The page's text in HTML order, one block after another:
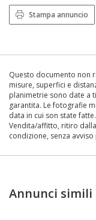
Stampa annuncio
Questo documento non
misure, superfici e
planimetrie sono date a
garantita. Le fotografie
data in cui son state
Vendita/affitto, ritiro
condizione, senza
Annunci simili